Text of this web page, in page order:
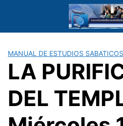
MANUAL DE ESTUDIOS SABATICOS
LA
DEL